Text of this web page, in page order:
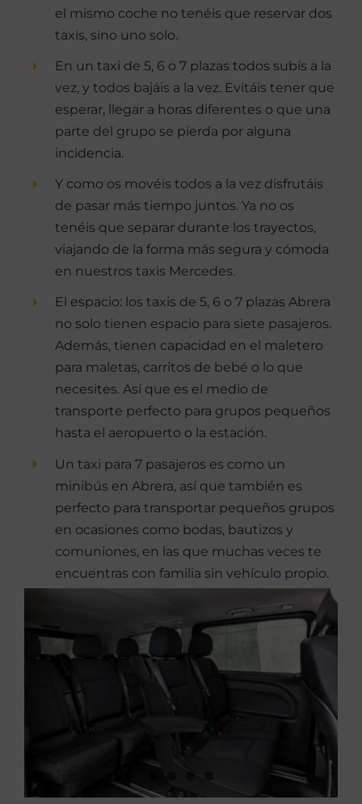
el mismo coche no tenéis que reservar dos
taxis, sino uno solo.
En un taxi de 5, 6 o 7 plazas todos subís a la
vez, y todos bajáis a la vez. Evitáis tener que
esperar, llegar a horas diferentes o que una
parte del grupo se pierda por alguna
incidencia.
Y como os movéis todos a la vez disfrutáis
de pasar más tiempo juntos. Ya no os
tenéis que separar durante los trayectos,
viajando de la forma más segura y cómoda
en nuestros taxis Mercedes.
El espacio: los taxis de 5, 6 o 7 plazas Abrera
no solo tienen espacio para siete pasajeros.
Además, tienen capacidad en el maletero
para maletas, carritos de bebé o lo que
necesites. Así que es el medio de
transporte perfecto para grupos pequeños
hasta el aeropuerto o la estación.
Un taxi para 7 pasajeros es como un
minibús en Abrera, así que también es
perfecto para transportar pequeños grupos
en ocasiones como bodas, bautizos y
comuniones, en las que muchas veces te
encuentras con familia sin vehículo propio.